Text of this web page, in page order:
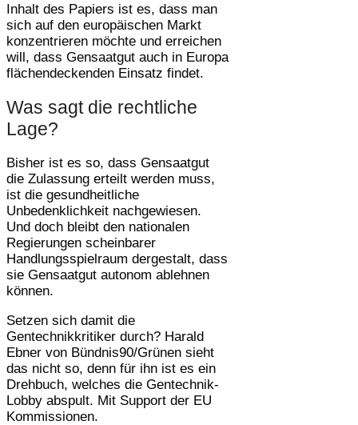
Inhalt des Papiers ist es, dass man
sich auf den europäischen Markt
konzentrieren möchte und erreichen
will, dass Gensaatgut auch in Europa
flächendeckenden Einsatz findet.
Was sagt die rechtliche
Lage?
Bisher ist es so, dass Gensaatgut
die Zulassung erteilt werden muss,
ist die gesundheitliche
Unbedenklichkeit nachgewiesen.
Und doch bleibt den nationalen
Regierungen scheinbarer
Handlungsspielraum dergestalt, dass
sie Gensaatgut autonom ablehnen
können.
Setzen sich damit die
Gentechnikkritiker durch? Harald
Ebner von Bündnis90/Grünen sieht
das nicht so, denn für ihn ist es ein
Drehbuch, welches die Gentechnik-
Lobby abspult. Mit Support der EU
Kommissionen.